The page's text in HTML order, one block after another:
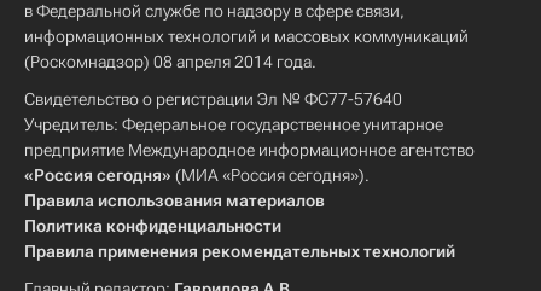
в Федеральной службе по надзору в сфере связи,
информационных технологий и массовых коммуникаций
(Роскомнадзор) 08 апреля 2014 года.
Свидетельство о регистрации Эл № ФС77-57640
Учредитель: Федеральное государственное унитарное
предприятие Международное информационное агентство
«Россия сегодня» (МИА «Россия сегодня»).
Правила использования материалов
Политика конфиденциальности
Правила применения рекомендательных технологий